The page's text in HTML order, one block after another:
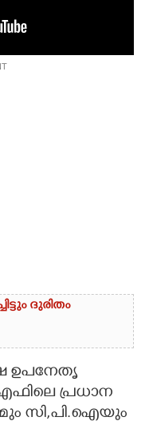
ദുരിതം
ഉപനേതൃ
പ്രധാന
സി,​പി.ഐയും